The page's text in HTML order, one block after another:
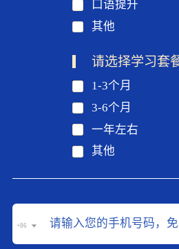
口语提升
其他
请选择学习套
1-3个月
3-6个月
一年左右
其他
+86